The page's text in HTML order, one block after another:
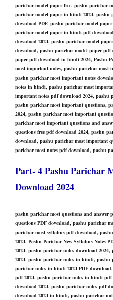
parichar model paper free, pashu parichar
parichar model paper in hindi 2024, pashu
download PDF, pashu parichar model
parichar model paper in hindi pdf
download 2024, pashu parichar model
download, pashu parichar model paper
paper pdf download in hindi 2024, Pashu
most important notes, pashu parichar
pashu parichar most important notes
notes in hindi, pashu parichar most
important notes pdf download 2024,
pashu parichar most important questions,
2024, pashu parichar most important
parichar most important questions and
questions free pdf download 2024, pashu
download, pashu parichar most important
parichar most notes pdf download, pashu
Part- 4 Pashu Parichar
Download 2024
pashu parichar most questions and
questions PDF download, pashu parichar
parichar most syllabus pdf download,
2024, Pashu Parichar New Syllabus Notes
2024, pashu parichar notes download
2024, pashu parichar notes in hindi,
parichar notes in hindi 2024 PDF
pdf 2024, pashu parichar notes in hindi
download 2024, pashu parichar notes pdf
download 2024 in hindi, pashu parichar